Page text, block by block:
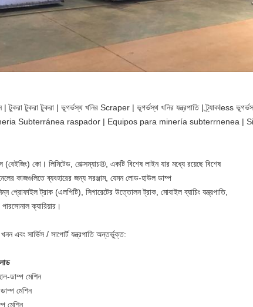
| টুকরা টুকরা টুকরা | ভূগর্ভস্থ খনির Scraper | ভূগর্ভস্থ খনির যন্ত্রপাতি | ট্র্যাকless
Subterránea raspador | Equipos para minería subterrnenea | Sin
কো। লিমিটেড, রোক্সম্যাচ®, একটি বিশেষ লাইন যার মধ্যে রয়েছে বিশেষ
কাজগুলিতে ব্যবহারের জন্য সরঞ্জাম, যেমন লোড-হাউল ডাম্প
প্রোফাইল ট্রাক (এলপিটি), সিগারেটের উত্তোলন ট্রাক, মোবাইল ব্যাচিং যন্ত্রপাতি,
পারসোনাল ক্যারিয়ার।
সার্ভিস / সাপোর্ট যন্ত্রপাতি অন্তর্ভুক্ত:
ডাম্প মেশিন
মেশিন
মেশিন